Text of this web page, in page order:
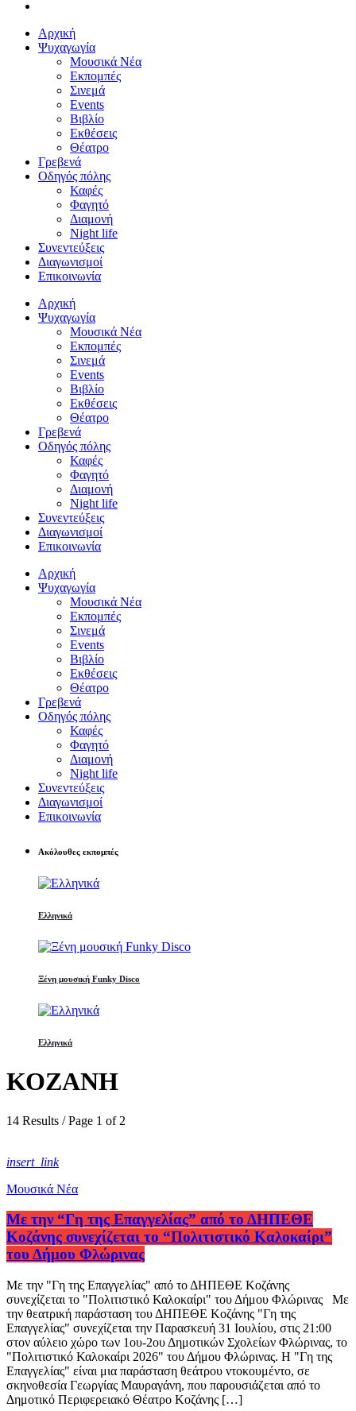
Αρχική
Ψυχαγωγία
Μουσικά Νέα
Εκπομπές
Σινεμά
Events
Βιβλίο
Εκθέσεις
Θέατρο
Γρεβενά
Οδηγός πόλης
Καφές
Φαγητό
Διαμονή
Night life
Συνεντεύξεις
Διαγωνισμοί
Επικοινωνία
Αρχική
Ψυχαγωγία
Μουσικά Νέα
Εκπομπές
Σινεμά
Events
Βιβλίο
Εκθέσεις
Θέατρο
Γρεβενά
Οδηγός πόλης
Καφές
Φαγητό
Διαμονή
Night life
Συνεντεύξεις
Διαγωνισμοί
Επικοινωνία
Αρχική
Ψυχαγωγία
Μουσικά Νέα
Εκπομπές
Σινεμά
Events
Βιβλίο
Εκθέσεις
Θέατρο
Γρεβενά
Οδηγός πόλης
Καφές
Φαγητό
Διαμονή
Night life
Συνεντεύξεις
Διαγωνισμοί
Επικοινωνία
Ακόλουθες εκπομπές
Ελληνικά
Ξένη μουσική Funky Disco
Ελληνικά
ΚΟΖΑΝΗ
14 Results / Page 1 of 2
insert_link
Μουσικά Νέα
Με την “Γη της Επαγγελίας” από το ΔΗΠΕΘΕ
Κοζάνης συνεχίζεται το “Πολιτιστικό Καλοκαίρι”
του Δήμου Φλώρινας
Με την "Γη της Επαγγελίας" από το ΔΗΠΕΘΕ Κοζάνης
συνεχίζεται το "Πολιτιστικό Καλοκαίρι" του Δήμου Φλώρινας Με
την θεατρική παράσταση του ΔΗΠΕΘΕ Κοζάνης "Γη της
Επαγγελίας" συνεχίζεται την Παρασκευή 31 Ιουλίου, στις 21:00
στον αύλειο χώρο των 1ου-2ου Δημοτικών Σχολείων Φλώρινας, το
"Πολιτιστικό Καλοκαίρι 2026" του Δήμου Φλώρινας. Η "Γη της
Επαγγελίας" είναι μια παράσταση θεάτρου ντοκουμέντο, σε
σκηνοθεσία Γεωργίας Μαυραγάνη, που παρουσιάζεται από το
Δημοτικό Περιφερειακό Θέατρο Κοζάνης […]